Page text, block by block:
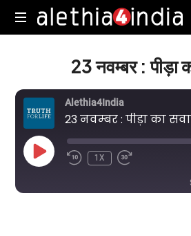
Alethia4India
23 नवम्बर : पीड़ा
Alethia4India
23 नवम्बर : पीड़ा का
PLAY
EPISODE 1X